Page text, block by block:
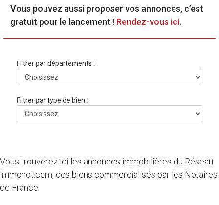
Vous pouvez aussi proposer vos annonces, c’est
gratuit pour le lancement ! Rendez-vous ici.
Filtrer par départements :
Filtrer par type de bien :
Vous trouverez ici les annonces immobilières du Réseau
immonot.com, des biens commercialisés par les Notaires
de France.